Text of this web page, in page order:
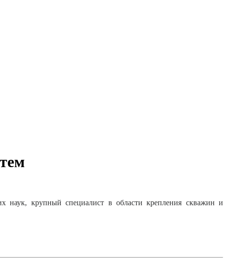
крупный специалист в области крепления скважин и